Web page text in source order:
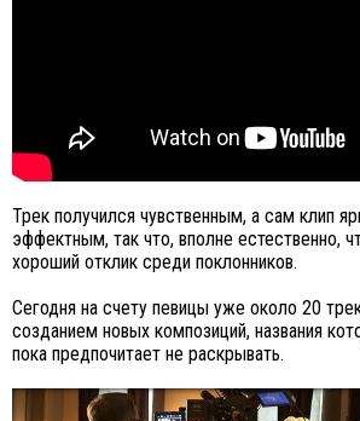
Трек получился чувственным, а сам клип
эффектным, так что, вполне естественно,
хороший отклик среди поклонников.
Сегодня на счету певицы уже около 20
созданием новых композиций, названия
пока предпочитает не раскрывать.